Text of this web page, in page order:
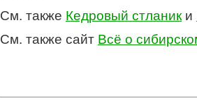
См. также Кедровый стланик и
См. также сайт Всё о